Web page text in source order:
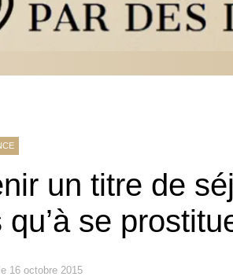
un titre de
qu’à se
le 16 octobre 2015